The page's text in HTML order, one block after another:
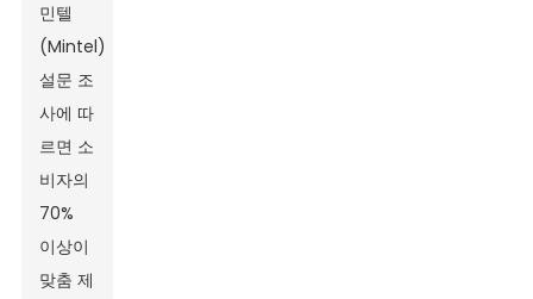
민텔
(Mintel)
설문 조
사에 따
르면 소
비자의
70%
이상이
맞춤 제